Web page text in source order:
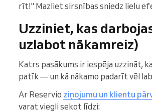
rīt!" Mazliet sirsnības sniedz lielu
Uzziniet, kas
uzlabot nākamreiz)
Katrs pasākums ir iespēja uzzināt,
patīk — un kā nākamo padarīt vēl
Ar Reservio ziņojumu un klientu
varat viegli sekot līdzi: